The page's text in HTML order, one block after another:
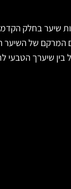
שיער בחלק
עם המרקם של
שיערך הטבעי